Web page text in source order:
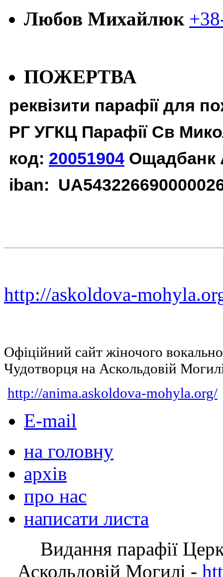
Любов Михайлюк
ПОЖЕРТВА
реквізити парафії для
РГ УГКЦ Парафії Св
код: 20051904 Ощадбанк
iban:
http://askoldova-
Офіційний сайт жіночого
Чудотворця на Аскольдовій
http://anima.askoldova-mohyla.org/
E-mail
на головну
архів
про нас
написати листа
Видання парафії
Аскольдовій Могилі -